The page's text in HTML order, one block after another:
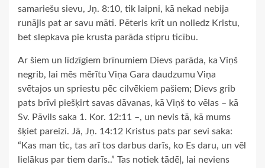
samariešu sievu, Jņ. 8:10, tik laipni, kā nekad nebija
runājis pat ar savu māti. Pēteris krīt un noliedz Kristu,
bet slepkava pie krusta parāda stipru ticību.
Ar šiem un līdzīgiem brīnumiem Dievs parāda, ka Viņš
negrib, lai mēs mērītu Viņa Gara daudzumu Viņa
svētajos un spriestu pēc cilvēkiem pašiem; Dievs grib
pats brīvi piešķirt savas dāvanas, kā Viņš to vēlas – kā
Sv. Pāvils saka 1. Kor. 12:11 –, un nevis tā, kā mums
šķiet pareizi. Jā, Jņ. 14:12 Kristus pats par sevi saka:
“Kas man tic, tas arī tos darbus darīs, ko Es daru, un vēl
lielākus par tiem darīs..” Tas notiek tādēļ, lai neviens